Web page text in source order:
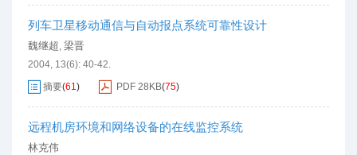
列车卫星移动通信与自动报点系统可靠性设计
魏继超, 梁晋
2004, 13(6): 40-42.
摘要(61) PDF 28KB(75)
远程机房环境和网络设备的在线监控系统
林克伟